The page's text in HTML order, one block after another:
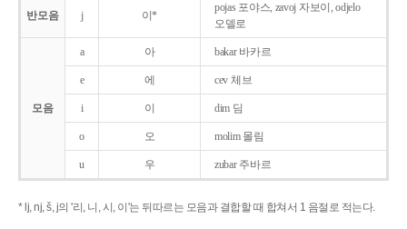
반모음 j 이*
pojas 포야스, zavoj 자보이, odjelo
오델로
모음
a 아 bakar 바카르
e 에 cev 체브
i 이 dim 딤
o 오 molim 몰림
u 우 zubar 주바르
* lj, nj, š, j의 '리, 니, 시, 이'는 뒤따르는 모음과 결합할 때 합쳐서 1 음절로 적는다.